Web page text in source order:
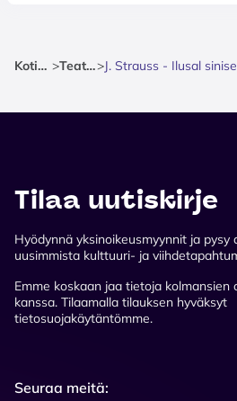
Kotisivu > Teatteri>
Tilaa uutiskirje
Hyödynnä yksinoikeusmyynnit ja pysy
uusimmista kulttuuri- ja
Emme koskaan jaa tietoja kolmansien
kanssa. Tilaamalla tilauksen hyväksyt
tietosuojakäytäntömme.
Seuraa meitä: